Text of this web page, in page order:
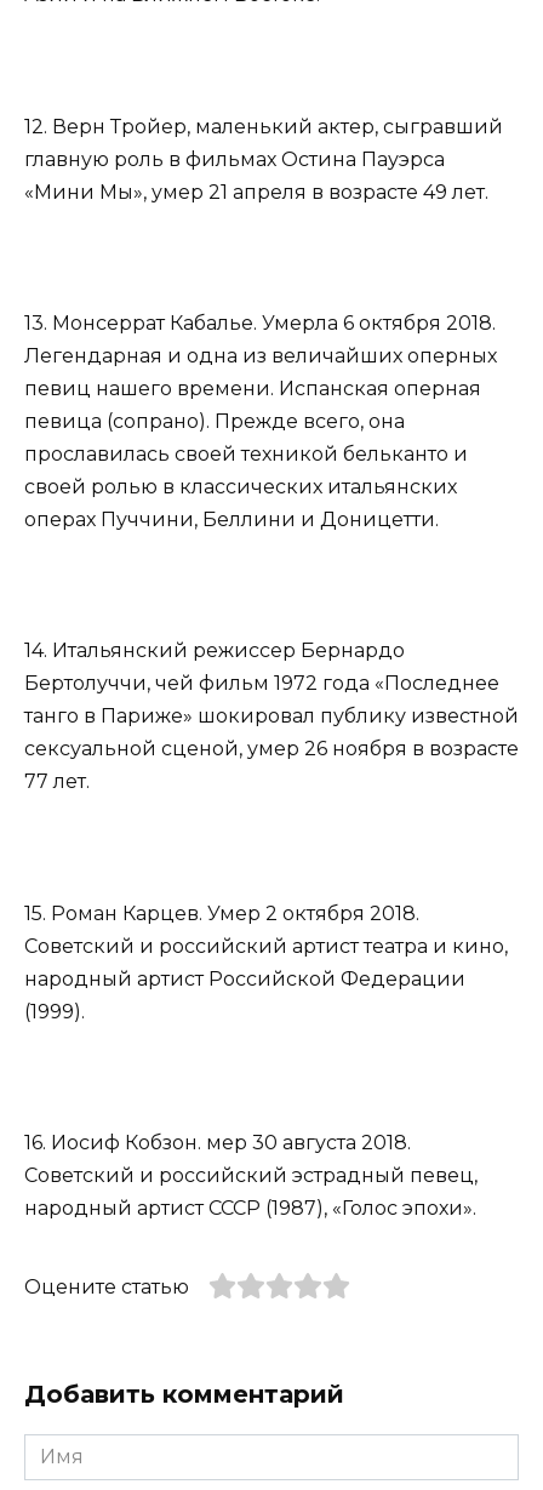
12. Верн Тройер, маленький актер, сыгравший
главную роль в фильмах Остина Пауэрса
«Мини Мы», умер 21 апреля в возрасте 49 лет.
13. Монсеррат Кабалье. Умерла 6 октября 2018.
Легендарная и одна из величайших оперных
певиц нашего времени. Испанская оперная
певица (сопрано). Прежде всего, она
прославилась своей техникой бельканто и
своей ролью в классических итальянских
операх Пуччини, Беллини и Доницетти.
14. Итальянский режиссер Бернардо
Бертолуччи, чей фильм 1972 года «Последнее
танго в Париже» шокировал публику известной
сексуальной сценой, умер 26 ноября в возрасте
77 лет.
15. Роман Карцев. Умер 2 октября 2018.
Советский и российский артист театра и кино,
народный артист Российской Федерации
(1999).
16. Иосиф Кобзон. мер 30 августа 2018.
Советский и российский эстрадный певец,
народный артист СССР (1987), «Голос эпохи».
Оцените статью
Добавить комментарий
Имя
*